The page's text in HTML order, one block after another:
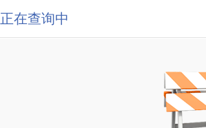
正在查询中